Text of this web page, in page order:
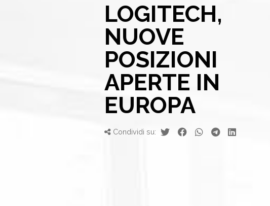
LOGITECH,
NUOVE
POSIZIONI
APERTE IN
EUROPA
Condividi su: